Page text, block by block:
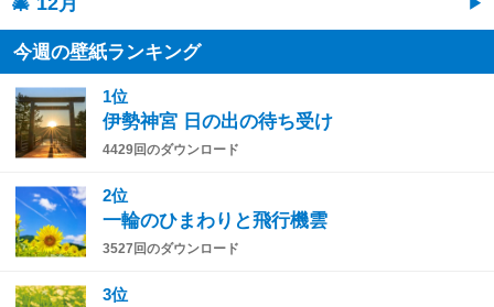
今週の壁紙ランキング
1位
伊勢神宮 日の出の待ち受け
4429回のダウンロード
2位
一輪のひまわりと飛行機雲
3527回のダウンロード
3位